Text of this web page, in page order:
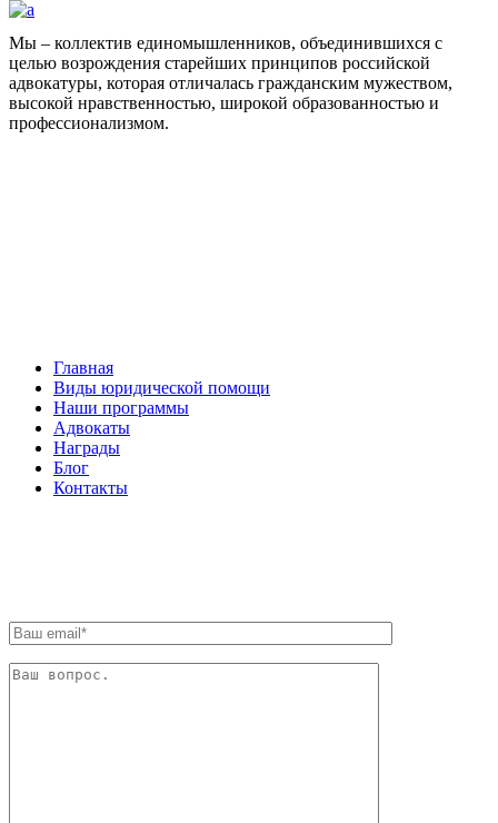
Мы – коллектив единомышленников, объединившихся с
целью возрождения старейших принципов российской
адвокатуры, которая отличалась гражданским мужеством,
высокой нравственностью, широкой образованностью и
профессионализмом.
Главная
Виды юридической помощи
Наши программы
Адвокаты
Награды
Блог
Контакты